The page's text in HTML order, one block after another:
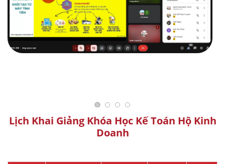
Lịch Khai Giảng Khóa Học Kế Toán Hộ Kinh
Doanh